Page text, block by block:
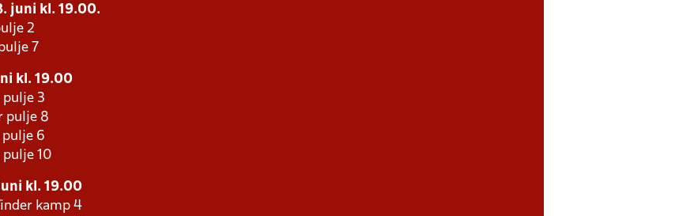
juni kl. 19.00.
2
7
kl. 19.00
pulje 3
pulje 8
pulje 6
10
kl. 19.00
kamp 4